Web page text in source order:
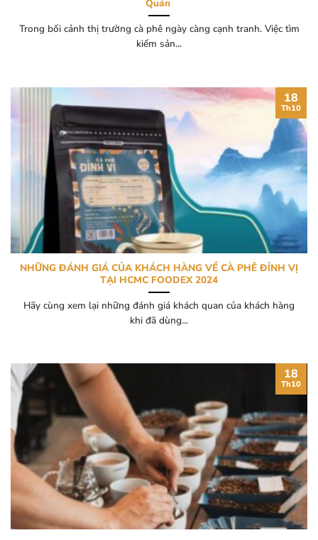
Quán
Trong bối cảnh thị trường cà phê ngày càng cạnh tranh. Việc tìm
kiếm sản...
NHỮNG ĐÁNH GIÁ CỦA KHÁCH HÀNG VỀ CÀ PHÊ ĐỈNH VỊ
TẠI HCMC FOODEX 2024
Hãy cùng xem lại những đánh giá khách quan của khách hàng
khi đã dùng...
18
Th10
18
Th10